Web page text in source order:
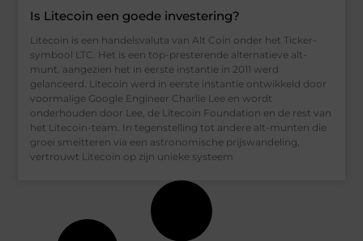
Is Litecoin een goede investering?
Litecoin is een handelsvaluta van Alt Coin onder het Ticker-
symbool LTC. Het is een top-presterende alternatieve alt-
munt, aangezien het in eerste instantie in 2011 werd
gelanceerd. Litecoin werd in eerste instantie ontwikkeld door
voormalige Google Engineer Charlie Lee en wordt
onderhouden door Lee, de Litecoin Foundation en de rest van
het Litecoin-team. In tegenstelling tot andere alt-munten die
groei smeitteren via een astronomische prijswandeling,
vertrouwt Litecoin op zijn unieke systeem